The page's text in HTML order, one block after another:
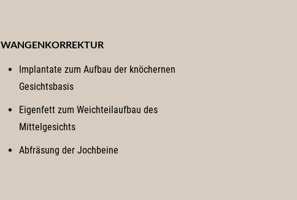
WANGENKORREKTUR
Implantate zum Aufbau der knöchernen
Gesichtsbasis
Eigenfett zum Weichteilaufbau des
Mittelgesichts
Abfräsung der Jochbeine